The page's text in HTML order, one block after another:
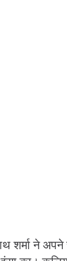
शर्मा ने